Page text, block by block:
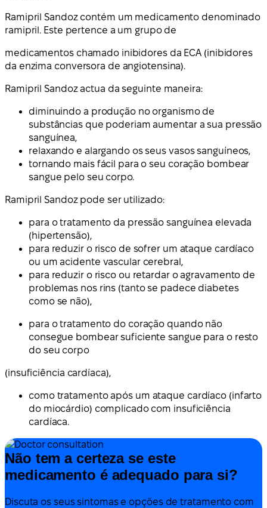
Ramipril Sandoz contém um medicamento denominado
ramipril. Este pertence a um grupo de
medicamentos chamado inibidores da ECA (inibidores
da enzima conversora de angiotensina).
Ramipril Sandoz actua da seguinte maneira:
diminuindo a produção no organismo de
substâncias que poderiam aumentar a sua pressão
sanguínea,
relaxando e alargando os seus vasos sanguíneos,
tornando mais fácil para o seu coração bombear
sangue pelo seu corpo.
Ramipril Sandoz pode ser utilizado:
para o tratamento da pressão sanguínea elevada
(hipertensão),
para reduzir o risco de sofrer um ataque cardíaco
ou um acidente vascular cerebral,
para reduzir o risco ou retardar o agravamento de
problemas nos rins (tanto se padece diabetes
como se não),
para o tratamento do coração quando não
consegue bombear suficiente sangue para o resto
do seu corpo
(insuficiência cardíaca),
como tratamento após um ataque cardíaco (infarto
do miocárdio) complicado com insuficiência
cardíaca.
Não tem a certeza se este
medicamento é adequado para si?
Discuta os seus sintomas e opções de tratamento com